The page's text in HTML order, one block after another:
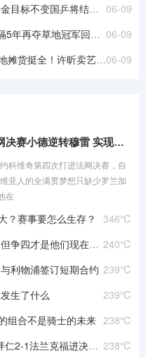
06-09
史上最长封闭集训 争金目标不变
06-09
加特赛:纳达尔时隔5年再夺草地冠军
06-09
宁卖甜品？ “国乒牌”地摊货挺全！
回顾|2016法网决赛小德逆转穆雷 实现全满贯伟业
科维奇第四次打进法网决赛，自
亚人的全满贯梦想只缺少罗兰加
在
346℃
？赛事要怎么生存？
240℃
是他们现在的首要目标
239℃
利物浦签订短期合约
239℃
生了什么
238℃
组合不是骑士的未来
238℃
进决赛 狼队有意签下武磊